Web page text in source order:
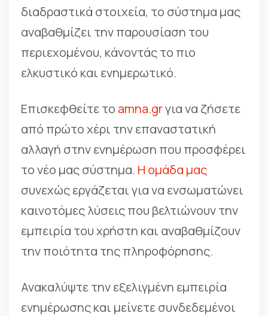
διαδραστικά στοιχεία, το σύστημα μας
αναβαθμίζει την παρουσίαση του
περιεχομένου, κάνοντάς το πιο
ελκυστικό και ενημερωτικό.
Επισκεφθείτε το amna.grγια να ζήσετε
από πρώτο χέρι την επαναστατική
αλλαγή στην ενημέρωση που προσφέρει
το νέο μας σύστημα. Η ομάδα μας
συνεχώς εργάζεται για να ενσωματώνει
καινοτόμες λύσεις που βελτιώνουν την
εμπειρία του χρήστη και αναβαθμίζουν
την ποιότητα της πληροφόρησης.
Ανακαλύψτε την εξελιγμένη εμπειρία
ενημέρωσης και μείνετε συνδεδεμένοι